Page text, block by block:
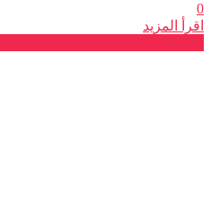
0
اقرأ المزيد